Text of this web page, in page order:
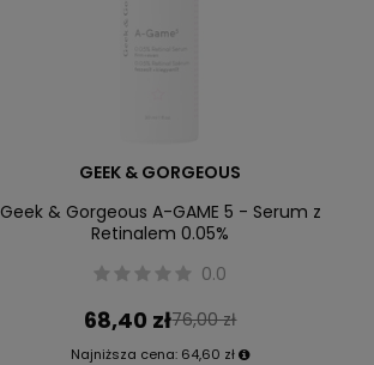
GEEK & GORGEOUS
Geek & Gorgeous A-GAME 5 - Serum z
Retinalem 0.05%
0.0
68,40 zł76,00 zł
Najniższa cena: 64,60 zł